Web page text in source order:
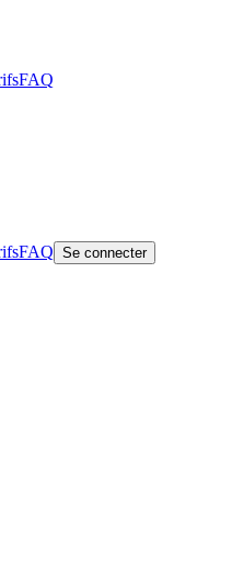
FAQ
FAQ Se connecter